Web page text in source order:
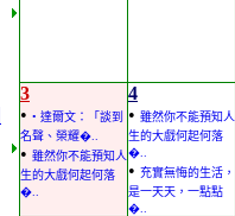
3
• • 達爾文：「談到
名聲、榮耀�..
• 雖然你不能預知人
生的大戲何起何落
�..
4
• 雖然你不能預知人
生的大戲何起何落
�..
• 充實無悔的生活，
是一天天，一點點
�..